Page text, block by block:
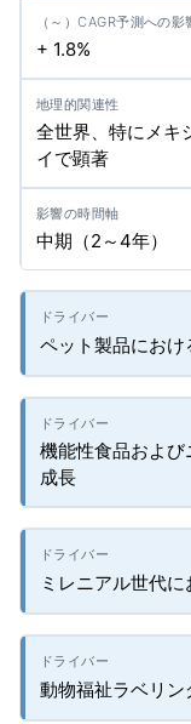
+ 1.8%
全世界、特にメキ
イで顕著
中期（2～4年）
ペット製品におけ
機能性食品およ
成長
ミレニアル世代
動物福祉ラベリ